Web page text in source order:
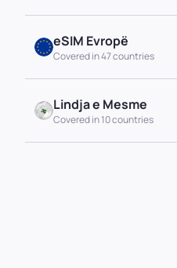
eSIM Evropë
Covered in 47 countries
Lindja e Mesme
Covered in 10 countries